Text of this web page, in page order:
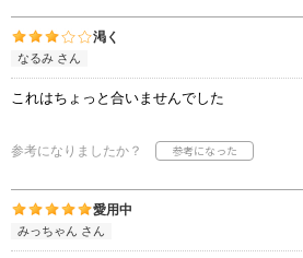
渇く
なるみ さん
これはちょっと合いませんでした
参考になりましたか？
愛用中
みっちゃん さん